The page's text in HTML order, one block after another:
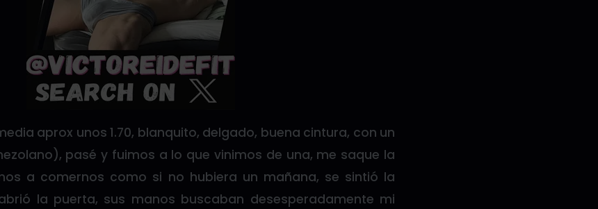
aprox unos 1.70, blanquito, delgado, buena cintura, con un
pasé y fuimos a lo que vinimos de una, me saque la
a comernos como si no hubiera un mañana, se sintió la
la puerta, sus manos buscaban desesperadamente mi